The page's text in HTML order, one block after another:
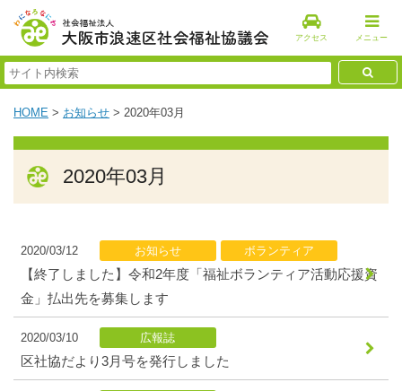
アクセス メニュー
HOME > お知らせ > 2020年03月
2020年03月
2020/03/12 お知らせ ボランティア
【終了しました】令和2年度「福祉ボランティア活動応援資
金」払出先を募集します
2020/03/10 広報誌
区社協だより3月号を発行しました